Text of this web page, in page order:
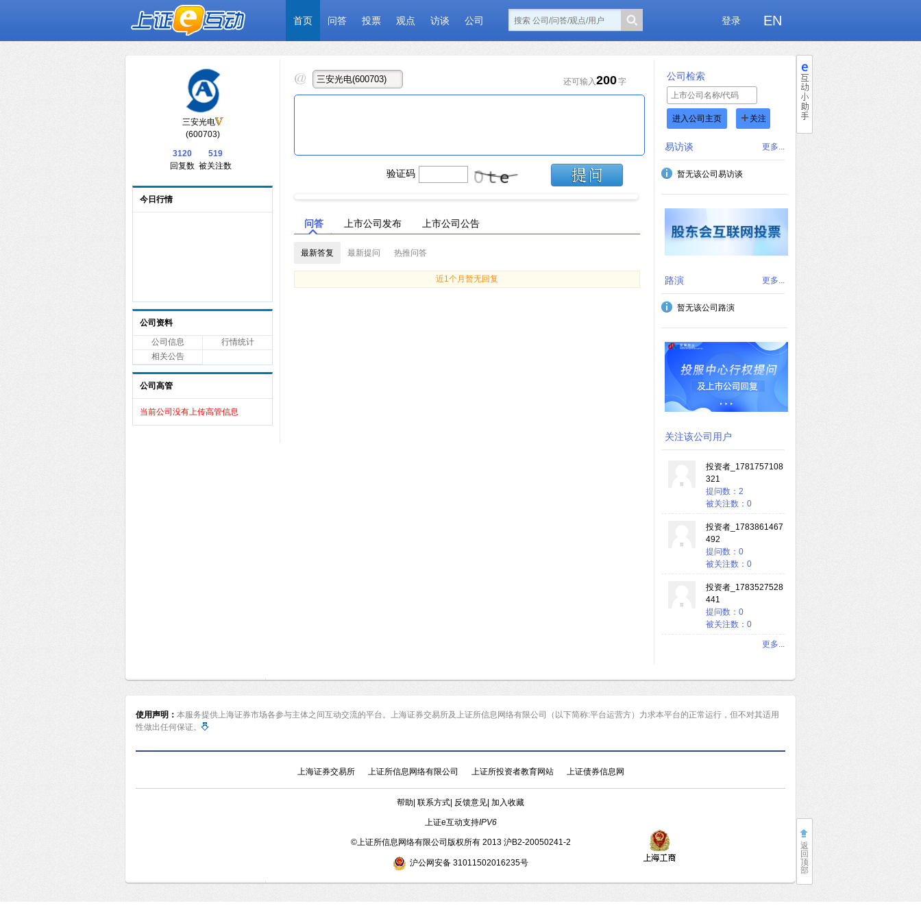
首页 问答 投票 观点 访谈 公司 登录 EN
三安光电
(600703)
3120
回复数
519
被关注数
今日行情
公司资料
公司信息
行情统计
相关公告
公司高管
当前公司没有上传高管信息
还可输入200字
验证码
问答 上市公司发布 上市公司公告
最新答复 最新提问 热推问答
近1个月暂无回复
公司检索
进入公司主页 关注
易访谈 更多...
暂无该公司易访谈
路演 更多...
暂无该公司路演
关注该公司用户
投资者_1781757108
321
提问数：2
被关注数：0
投资者_1783861467
492
提问数：0
被关注数：0
投资者_1783527528
441
提问数：0
被关注数：0
更多...
返
回
顶
部
使用声明： 本服务提供上海证券市场各参与主体之间互动交流的平台。上海证券交易所及上证所信息网络有限公司（以下简称:平台运营方）力求本平台的正常运行，但不对其适用
性做出任何保证。
上海证券交易所 上证所信息网络有限公司 上证所投资者教育网站 上证债券信息网
帮助| 联系方式| 反馈意见| 加入收藏
上证e互动支持IPV6
©上证所信息网络有限公司版权所有 2013 沪B2-20050241-2
沪公网安备 31011502016235号